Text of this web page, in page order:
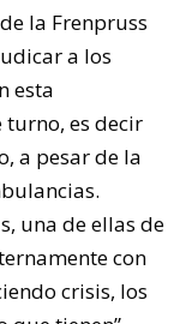
la Frenpruss
a los
esta
turno, es decir
a pesar de la
una de ellas de
con
crisis, los